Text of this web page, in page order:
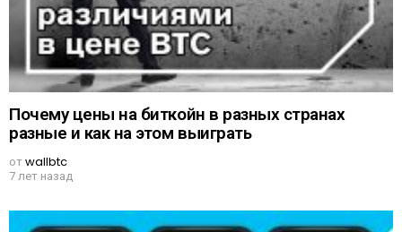
Почему цены на биткойн в разных странах
разные и как на этом выиграть
отwallbtc
7 лет назад